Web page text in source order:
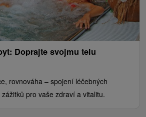
Doprajte svojmu telu
rovnováha – spojení léčebných
pro vaše zdraví a vitalitu.